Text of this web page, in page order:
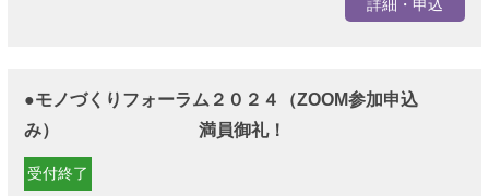
詳細・申込
●モノづくりフォーラム２０２４（ZOOM参加申込
み） 満員御礼！
受付終了